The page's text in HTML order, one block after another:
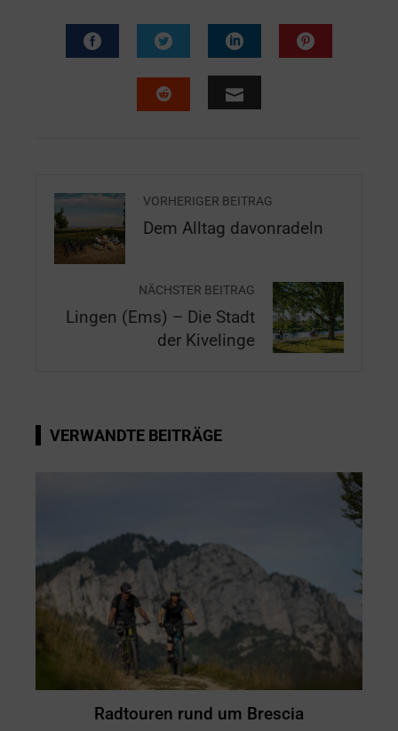
VORHERIGER BEITRAG
Dem Alltag davonradeln
NÄCHSTER BEITRAG
Lingen (Ems) – Die Stadt
der Kivelinge
VERWANDTE BEITRÄGE
Radtouren rund um Brescia